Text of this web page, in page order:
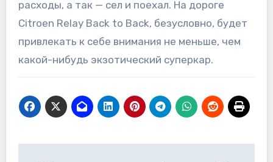
расходы, а так — сел и поехал. На дороге
Citroen Relay Back to Back, безусловно, будет
привлекать к себе внимания не меньше, чем
какой-нибудь экзотический суперкар.